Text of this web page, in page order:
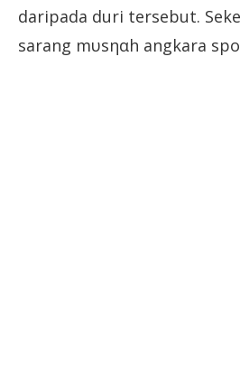
daripada duri tersebut.
sarang mυsηαh angkara